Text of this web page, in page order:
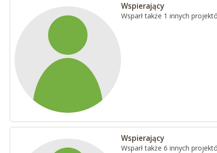
Wspierający
Wsparł także 1 innych
Wspierający
Wsparł także 6 innych